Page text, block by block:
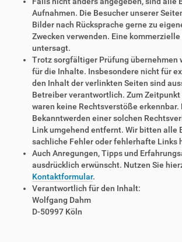
Aufnahmen. Die Besucher unserer
Bilder nach Rücksprache gerne zu
Zwecken verwenden. Eine
untersagt.
Trotz sorgfältiger Prüfung übernehmen
für die Inhalte. Insbesondere nicht für
den Inhalt der verlinkten Seiten sind
Betreiber verantwortlich. Zum Zeitpunkt
waren keine Rechtsverstöße erkennbar.
Bekanntwerden einer solchen
Link umgehend entfernt. Wir bitten alle
sachliche Fehler oder fehlerhafte Links
Auch Anregungen, Tipps und
ausdrücklich erwünscht. Nutzen Sie
Kontaktformular.
Verantwortlich für den Inhalt:
Wolfgang Dahm
D-50997 Köln